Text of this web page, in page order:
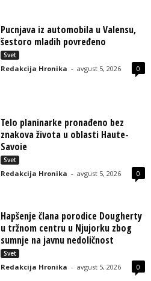
Pucnjava iz automobila u Valensu,
šestoro mladih povređeno
Svet
Redakcija Hronika - avgust 5, 2026 0
Telo planinarke pronađeno bez
znakova života u oblasti Haute-
Savoie
Svet
Redakcija Hronika - avgust 5, 2026 0
Hapšenje člana porodice Dougherty
u tržnom centru u Njujorku zbog
sumnje na javnu nedoličnost
Svet
Redakcija Hronika - avgust 5, 2026 0